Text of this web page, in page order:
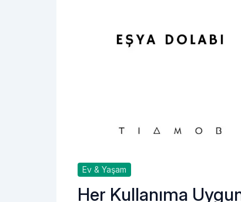
Ev & Yaşam
Her Kullanıma